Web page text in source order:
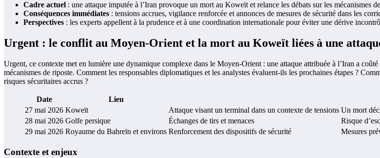
Cadre actuel : une attaque imputée à l’Iran provoque un mort au Koweït et relance les débats sur les mécanismes
Conséquences immédiates : tensions accrues, vigilance renforcée et annonces de mesures de sécurité dans les
Perspectives : les experts appellent à la prudence et à une coordination internationale pour éviter une dérive
Urgent : le conflit au Moyen-Orient et la mort au Koweït liées à une
Urgent, ce contexte met en lumière une dynamique complexe dans le Moyen-Orient : une attaque attribuée à l’Iran a
mécanismes de riposte. Comment les responsables diplomatiques et les analystes évaluent-ils les prochaines étapes ?
risques sécuritaires accrus ?
Date Lieu
27 mai 2026 Koweït Attaque visant un terminal dans un contexte de tensions Un mort
28 mai 2026 Golfe persique Échanges de tirs et menaces Risque
29 mai 2026 Royaume du Bahreïn et environs Renforcement des dispositifs de sécurité Mesures
Contexte et enjeux